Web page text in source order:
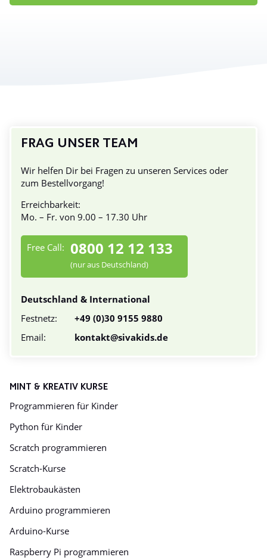
FRAG UNSER TEAM
Wir helfen Dir bei Fragen zu unseren Services oder
zum Bestellvorgang!
Erreichbarkeit:
Mo. – Fr. von 9.00 – 17.30 Uhr
Free Call: 0800 12 12 133
(nur aus Deutschland)
Deutschland & International
Festnetz:
+49 (0)30 9155 9880
Email:
kontakt@sivakids.de
MINT & KREATIV KURSE
Programmieren für Kinder
Python für Kinder
Scratch programmieren
Scratch-Kurse
Elektrobaukästen
Arduino programmieren
Arduino-Kurse
Raspberry Pi programmieren